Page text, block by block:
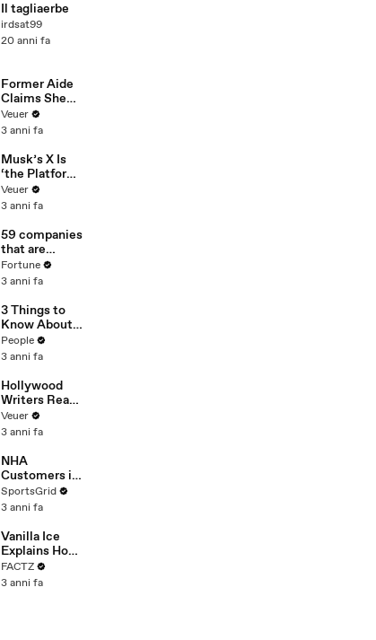
Il tagliaerbe
irdsat99
20 anni fa
Former Aide
Claims She
Was Asked to
Make a ‘Hit
Trump
Veuer
3 anni fa
Musk’s X Is
‘the Platform
With the
Largest Ratio
Misinformatio
n or
Disinformatio
n’ Amongst
All Social
Media
Platforms
Veuer
3 anni fa
59 companies
that are
changing the
world: From
Chobani
Fortune
3 anni fa
3 Things to
Know About
Coco Gauff's
Parents
People
3 anni fa
Hollywood
Writers Reach
‘Tentative
Agreement’
After 146 Day
Strike
Veuer
3 anni fa
NHA
Customers in
Limbo as
Company
Potential
Merger
SportsGrid
3 anni fa
Vanilla Ice
Explains How
the 90’s
Shaped
FACTZ
3 anni fa